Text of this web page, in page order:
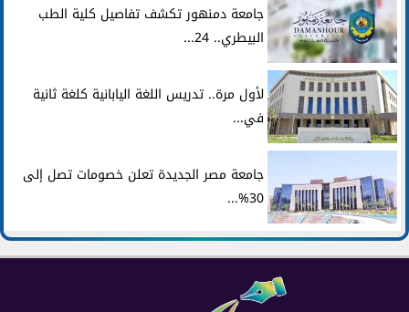
جامعة دمنهور تكشف تفاصيل كلية الطب
البيطري.. 24...
لأول مرة.. تدريس اللغة اليابانية كلغة ثانية
في...
جامعة مصر الجديدة تعلن خصومات تصل إلى
30%...